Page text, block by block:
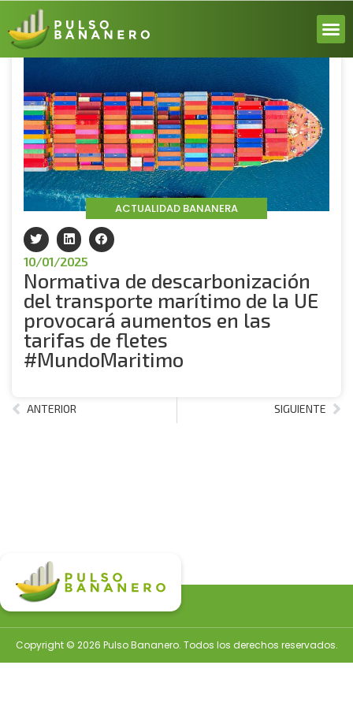
Volver
ACTUALIDAD BANANERA
10/01/2025
Normativa de descarbonización
del transporte marítimo de la UE
provocará aumentos en las
tarifas de fletes
#MundoMaritimo
ANTERIOR SIGUIENTE
Copyright © 2026 Pulso Bananero. Todos los derechos reservados.